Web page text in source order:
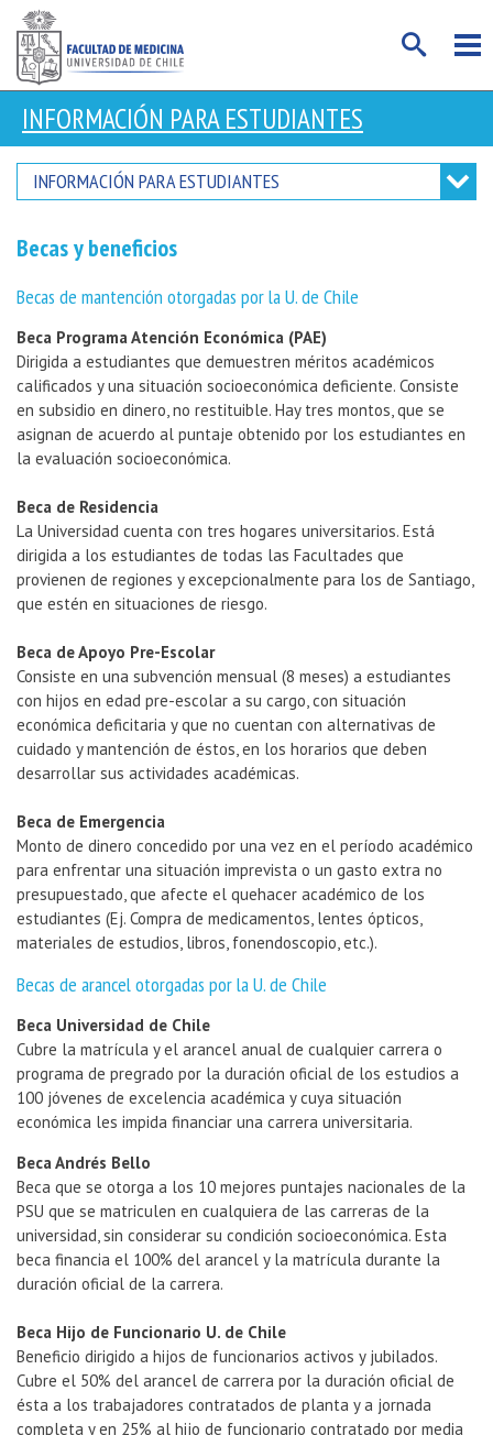
INFORMACIÓN PARA ESTUDIANTES
INFORMACIÓN PARA ESTUDIANTES
Becas y beneficios
Becas de mantención otorgadas por la U. de Chile
Beca Programa Atención Económica (PAE)
Dirigida a estudiantes que demuestren méritos académicos
calificados y una situación socioeconómica deficiente. Consiste
en subsidio en dinero, no restituible. Hay tres montos, que se
asignan de acuerdo al puntaje obtenido por los estudiantes en
la evaluación socioeconómica.
Beca de Residencia
La Universidad cuenta con tres hogares universitarios. Está
dirigida a los estudiantes de todas las Facultades que
provienen de regiones y excepcionalmente para los de Santiago,
que estén en situaciones de riesgo.
Beca de Apoyo Pre-Escolar
Consiste en una subvención mensual (8 meses) a estudiantes
con hijos en edad pre-escolar a su cargo, con situación
económica deficitaria y que no cuentan con alternativas de
cuidado y mantención de éstos, en los horarios que deben
desarrollar sus actividades académicas.
Beca de Emergencia
Monto de dinero concedido por una vez en el período académico
para enfrentar una situación imprevista o un gasto extra no
presupuestado, que afecte el quehacer académico de los
estudiantes (Ej. Compra de medicamentos, lentes ópticos,
materiales de estudios, libros, fonendoscopio, etc.).
Becas de arancel otorgadas por la U. de Chile
Beca Universidad de Chile
Cubre la matrícula y el arancel anual de cualquier carrera o
programa de pregrado por la duración oficial de los estudios a
100 jóvenes de excelencia académica y cuya situación
económica les impida financiar una carrera universitaria.
Beca Andrés Bello
Beca que se otorga a los 10 mejores puntajes nacionales de la
PSU que se matriculen en cualquiera de las carreras de la
universidad, sin considerar su condición socioeconómica. Esta
beca financia el 100% del arancel y la matrícula durante la
duración oficial de la carrera.
Beca Hijo de Funcionario U. de Chile
Beneficio dirigido a hijos de funcionarios activos y jubilados.
Cubre el 50% del arancel de carrera por la duración oficial de
ésta a los trabajadores contratados de planta y a jornada
completa y en 25% al hijo de funcionario contratado por media